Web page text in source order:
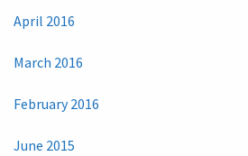
April 2016
March 2016
February 2016
June 2015